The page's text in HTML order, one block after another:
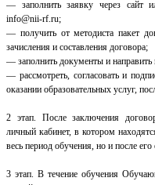
— заполнить заявку через сайт
info@nii-rf.ru;
— получить от методиста пакет
зачисления и составления договора;
— заполнить документы и
— рассмотреть, согласовать и
оказании образовательных услуг,
2 этап. После заключения
личный кабинет, в котором
весь период обучения, но и после его
3 этап. В течение обучения